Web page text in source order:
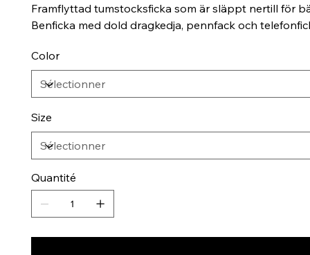
Framflyttad tumstocksficka som är släppt nertill för
Benficka med dold dragkedja, pennfack och
Color
Size
Quantité